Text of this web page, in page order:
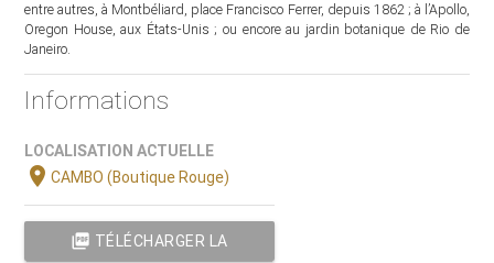
entre autres, à Montbéliard, place Francisco Ferrer, depuis 1862 ; à l’Apollo,
Oregon House, aux États-Unis ; ou encore au jardin botanique de Rio de
Janeiro.
Informations
LOCALISATION ACTUELLE
location_onCAMBO (Boutique Rouge)
picture_as_pdf TÉLÉCHARGER LA